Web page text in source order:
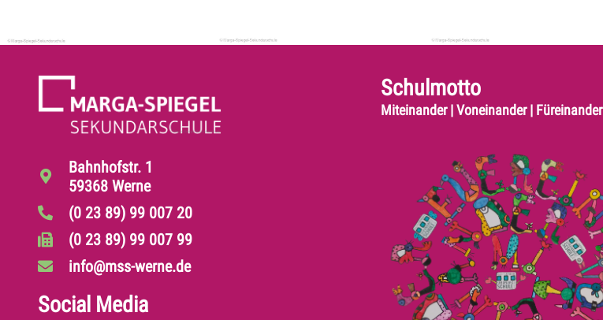
Bahnhofstr. 1
59368 Werne
(0 23 89) 99 007 20
(0 23 89) 99 007 99
info@mss-werne.de
Social Media
Schulmotto
Miteinander | Voneinander | Füreinander